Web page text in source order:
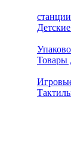
станции
Товары